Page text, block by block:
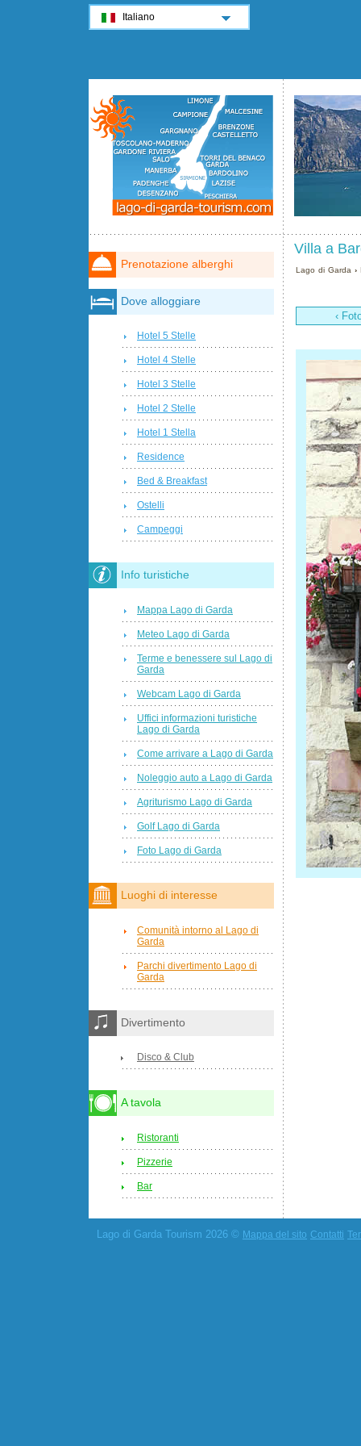
Villa a
Lago di Garda ›
‹
Prenotazione alberghi
Dove alloggiare
Hotel 5 Stelle
Hotel 4 Stelle
Hotel 3 Stelle
Hotel 2 Stelle
Hotel 1 Stella
Residence
Bed & Breakfast
Ostelli
Campeggi
Info turistiche
Mappa Lago di Garda
Meteo Lago di Garda
Terme e benessere sul Lago di
Garda
Webcam Lago di Garda
Uffici informazioni turistiche
Lago di Garda
Come arrivare a Lago di Garda
Noleggio auto a Lago di Garda
Agriturismo Lago di Garda
Golf Lago di Garda
Foto Lago di Garda
Luoghi di interesse
Comunità intorno al Lago di
Garda
Parchi divertimento Lago di
Garda
Divertimento
Disco & Club
A tavola
Ristoranti
Pizzerie
Bar
Lago di Garda Tourism 2026 © Mappa del sito Contatti
Italiano